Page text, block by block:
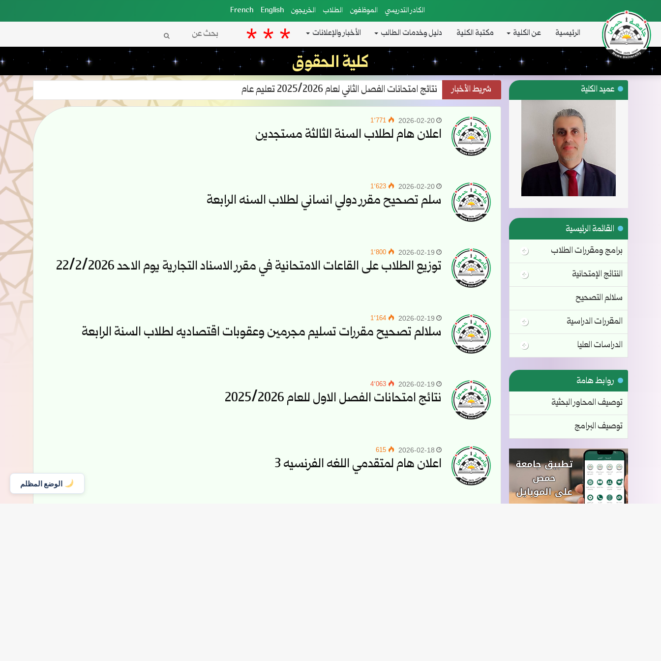
الوضع المظلم
الكادر التدريسي الموظفون الطلاب الخريجون French English
الرئيسية عن الكلية مكتبة الكلية دليل وخدمات الطالب الأخبار والإعلانات بحث
عن كلية الحقوق
شريط الأخبار تمديد مواعيد التسجيل لطلاب التعليم المفتوح للعام الدراسي 2025/2026
2026-02-20
اعلان هام لطلاب السنة الثالثة مستجدين
2026-02-20
سلم تصحيح مقرر دولي انساني لطلاب السنه الرابعة
2026-02-19
توزيع الطلاب على القاعات الامتحانية في مقرر الاسناد التجارية يوم الاحد 22/2/2026
2026-02-19
سلالم تصحيح مقررات تسليم مجرمين وعقوبات اقتصاديه لطلاب السنة الرابعة
2026-02-19
نتائج امتحانات الفصل الاول للعام 2025/2026
2026-02-18
اعلان هام لمتقدمي اللغه الفرنسيه 3
عميد الكلية
القائمة الرئيسية
برامج ومقررات الطلاب
النتائج الإمتحانية
سلالم التصحيح
المقررات الدراسية
الدراسات العليا
روابط هامة
توصيف المحاور البحثية
توصيف البرامج